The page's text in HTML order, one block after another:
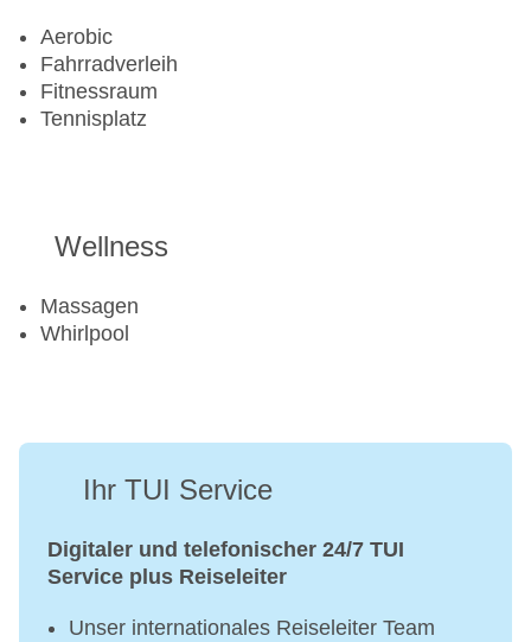
Aerobic
Fahrradverleih
Fitnessraum
Tennisplatz
Wellness
Massagen
Whirlpool
Ihr TUI Service
Digitaler und telefonischer 24/7 TUI
Service plus Reiseleiter
Unser internationales Reiseleiter Team